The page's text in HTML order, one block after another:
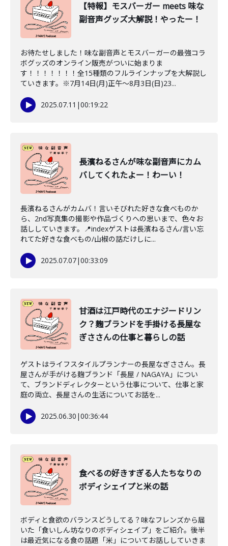
【特報】モスバーガー meets 味な
副音声グッズ大解説！やったー！
お待たせしました！味な副音声とモスバーガーの最強コラ
ボグッズのオンライン販売がついに始まりま
す！！！！！！！全15種類のフルラインナップを大解説し
ていきます。※7月14日(月)正午～8月3日(日)23...
2025.07.11 |00:19:22
長濱ねるさんが味な副音声にカム
バしてくれたよー！わーい！
長濱ねるさんがカムバ！言いそびれた好きな食べものか
ら、2nd写真集の撮影や作品づくりへの思いまで、色々お
話ししていきます。📍indexゲストは長濱ねるさん/言い忘
れてた好きな食べもの/山椒の話だけしに...
2025.07.07|00:33:09
甘酒は江戸時代のエナジードリン
ク？麹ブランドを手掛ける長屋な
ぎささんの仕事と暮らしの話
ゲストはライフスタイルプランナーの長屋なぎささん。長
屋さんが手がける麹ブランド「長屋 / NAGAYA」につい
て、ブランドディレクターという仕事について、仕事と家
庭の両立、長屋さんの生活についてお話を...
2025.06.30 |00:36:44
食べるの好きすぎる人たちなりの
ボディシェイプと米の話
ボディと食欲のバランスどうしてる？味なフレンズから届
いた「食いしん坊なりのボディシェイプ」をご紹介。後半
は最近気になる食の話題「米」についてお話ししていきま